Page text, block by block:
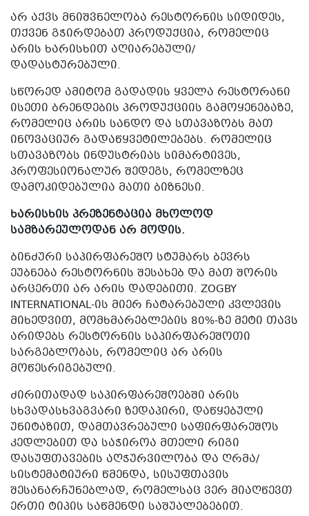
ᲐᲠ ᲐᲥᲕᲡ ᲛᲜᲘᲨᲕᲜᲔᲚᲝᲑᲐ ᲠᲔᲡᲢᲝᲠᲜᲘᲡ ᲡᲘᲓᲘᲓᲔᲡ,
ᲗᲥᲕᲔᲜ ᲒᲭᲘᲠᲓᲔᲑᲐᲗ ᲞᲠᲝᲓᲣᲥᲪᲘᲐ, ᲠᲝᲛᲔᲚᲘᲪ
ᲐᲠᲘᲡ ᲮᲐᲠᲘᲡᲮᲘᲗ ᲐᲦᲘᲐᲠᲔᲑᲣᲚᲘ/
ᲓᲐᲓᲐᲡᲢᲣᲠᲔᲑᲣᲚᲘ.
ᲡᲬᲝᲠᲔᲓ ᲐᲛᲘᲢᲝᲛ ᲒᲐᲓᲐᲓᲘᲡ ᲧᲕᲔᲚᲐ ᲠᲔᲡᲢᲝᲠᲐᲜᲘ
ᲘᲡᲔᲗᲘ ᲑᲠᲔᲜᲓᲔᲑᲘᲡ ᲞᲠᲝᲓᲣᲥᲪᲘᲘᲡ ᲒᲐᲛᲝᲧᲔᲜᲔᲑᲐᲖᲔ,
ᲠᲝᲛᲔᲚᲘᲪ ᲐᲠᲘᲡ ᲡᲐᲜᲓᲝ ᲓᲐ ᲡᲗᲐᲕᲐᲖᲝᲑᲡ ᲛᲐᲗ
ᲘᲜᲝᲕᲐᲪᲘᲣᲠ ᲒᲐᲓᲐᲬᲧᲕᲔᲢᲘᲚᲔᲑᲔᲑᲡ. ᲠᲝᲛᲔᲚᲘᲪ
ᲡᲗᲐᲕᲐᲖᲝᲑᲡ ᲘᲜᲓᲣᲡᲢᲠᲘᲐᲡ ᲡᲘᲛᲐᲠᲢᲘᲕᲔᲡ,
ᲞᲠᲝᲤᲔᲡᲘᲝᲜᲐᲚᲣᲠ ᲨᲔᲓᲔᲒᲡ, ᲠᲝᲛᲔᲚᲖᲔᲪ
ᲓᲐᲛᲝᲙᲘᲓᲔᲑᲣᲚᲘᲐ ᲛᲐᲗᲘ ᲑᲘᲖᲜᲔᲡᲘ.
ᲮᲐᲠᲘᲡᲮᲘᲡ ᲞᲠᲔᲖᲔᲜᲢᲐᲪᲘᲐ ᲛᲮᲝᲚᲝᲓ
ᲡᲐᲛᲖᲐᲠᲔᲣᲚᲝᲓᲐᲜ ᲐᲠ ᲛᲝᲓᲘᲡ.
ᲑᲘᲜᲫᲣᲠᲘ ᲡᲐᲞᲘᲠᲤᲐᲠᲔᲨᲝ ᲡᲢᲣᲛᲐᲠᲡ ᲑᲔᲕᲠᲡ
ᲔᲣᲑᲜᲔᲑᲐ ᲠᲔᲡᲢᲝᲠᲜᲘᲡ ᲨᲔᲡᲐᲮᲔᲑ ᲓᲐ ᲛᲐᲗ ᲨᲝᲠᲘᲡ
ᲐᲠᲪᲔᲠᲗᲘ ᲐᲠ ᲐᲠᲘᲡ ᲓᲐᲓᲔᲑᲘᲗᲘ. ZOGBY
INTERNATIONAL-ᲘᲡ ᲛᲘᲔᲠ ᲩᲐᲢᲐᲠᲔᲑᲣᲚᲘ ᲙᲕᲚᲔᲕᲘᲡ
ᲛᲘᲮᲔᲓᲕᲘᲗ, ᲛᲝᲛᲮᲛᲐᲠᲔᲑᲚᲔᲑᲘᲡ 80%-ᲖᲔ ᲛᲔᲢᲘ ᲗᲐᲕᲡ
ᲐᲠᲘᲓᲔᲑᲡ ᲠᲔᲡᲢᲝᲠᲜᲘᲡ ᲡᲐᲞᲘᲠᲤᲐᲠᲔᲨᲝᲗᲘ
ᲡᲐᲠᲒᲔᲑᲚᲝᲑᲐᲡ, ᲠᲝᲛᲔᲚᲘᲪ ᲐᲠ ᲐᲠᲘᲡ
ᲛᲝᲬᲔᲡᲠᲘᲒᲔᲑᲣᲚᲘ.
ᲫᲘᲠᲘᲗᲐᲓᲐᲓ ᲡᲐᲞᲘᲠᲤᲐᲠᲔᲨᲝᲔᲑᲨᲘ ᲐᲠᲘᲡ
ᲡᲮᲕᲐᲓᲐᲡᲮᲕᲐᲒᲕᲐᲠᲘ ᲖᲔᲓᲐᲞᲘᲠᲘ, ᲓᲐᲬᲧᲔᲑᲣᲚᲘ
ᲣᲜᲘᲢᲐᲖᲘᲗ, ᲓᲐᲛᲗᲐᲕᲠᲔᲑᲣᲚᲘ ᲡᲐᲤᲘᲠᲤᲐᲠᲔᲨᲝᲡ
ᲙᲔᲓᲚᲔᲑᲘᲗ ᲓᲐ ᲡᲐᲭᲘᲠᲝᲐ ᲛᲗᲔᲚᲘ ᲠᲘᲒᲘ
ᲓᲐᲡᲣᲤᲗᲐᲕᲔᲑᲘᲡ ᲐᲦᲭᲣᲠᲕᲘᲚᲝᲑᲐ ᲓᲐ ᲦᲠᲛᲐ/
ᲡᲘᲡᲢᲔᲛᲐᲢᲘᲣᲠᲘ ᲬᲛᲔᲜᲓᲐ, ᲡᲘᲡᲣᲤᲗᲐᲕᲘᲡ
ᲨᲔᲡᲐᲜᲐᲠᲩᲣᲜᲔᲑᲚᲐᲓ, ᲠᲝᲛᲔᲚᲡᲐᲪ ᲕᲔᲠ ᲛᲘᲐᲦᲬᲔᲕᲗ
ᲔᲠᲗᲘ ᲢᲘᲞᲘᲡ ᲡᲐᲬᲛᲔᲜᲓᲘ ᲡᲐᲨᲣᲐᲚᲔᲑᲔᲑᲘᲗ.